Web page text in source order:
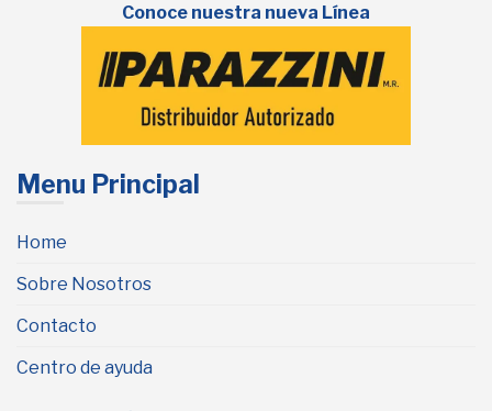
Conoce nuestra nueva Línea
Menu Principal
Home
Sobre Nosotros
Contacto
Centro de ayuda